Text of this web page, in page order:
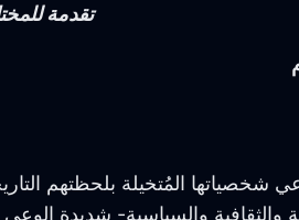
تقدمة
شخصياتها المُتخيلة بلحظتهم
والثقافية والسياسية- شديدة الوعي